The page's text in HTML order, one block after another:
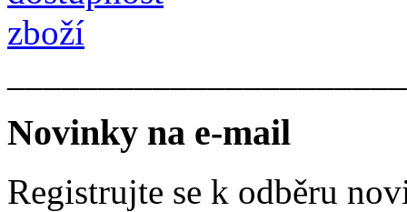
Novinky na e-mail
Registrujte se k odběru